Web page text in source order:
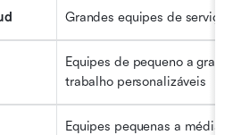
Grandes equipes de serviço
Equipes de pequeno a
trabalho personalizáveis
Equipes pequenas a